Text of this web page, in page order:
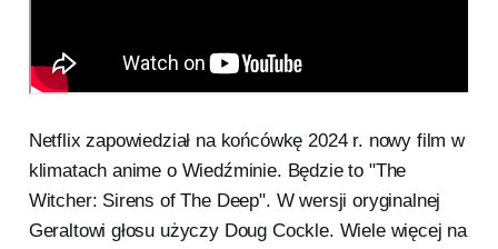
Netflix zapowiedział na końcówkę 2024 r. nowy film w
klimatach anime o Wiedźminie. Będzie to "The
Witcher: Sirens of The Deep". W wersji oryginalnej
Geraltowi głosu użyczy Doug Cockle. Wiele więcej na